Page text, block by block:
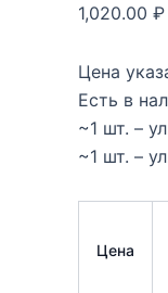
1,020.00 ₽
Цена
Есть в
~1 шт. –
~1 шт. –
Цена